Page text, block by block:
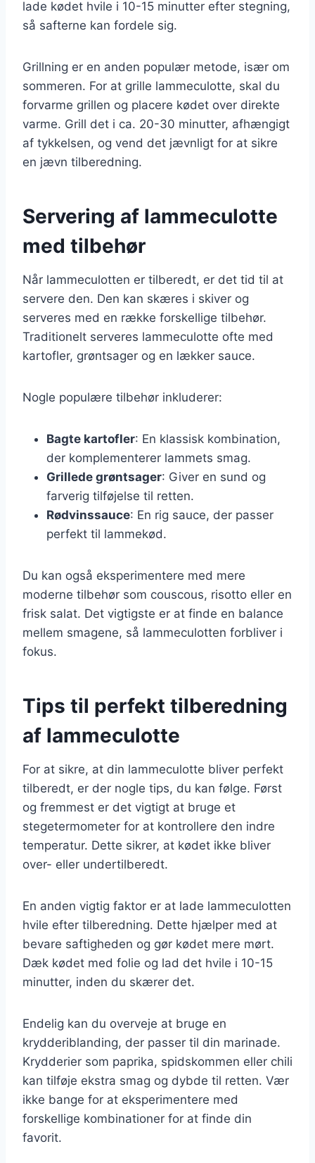
lade kødet hvile i 10-15 minutter efter stegning,
så safterne kan fordele sig.
Grillning er en anden populær metode, især om
sommeren. For at grille lammeculotte, skal du
forvarme grillen og placere kødet over direkte
varme. Grill det i ca. 20-30 minutter, afhængigt
af tykkelsen, og vend det jævnligt for at sikre
en jævn tilberedning.
Servering af lammeculotte
med tilbehør
Når lammeculotten er tilberedt, er det tid til at
servere den. Den kan skæres i skiver og
serveres med en række forskellige tilbehør.
Traditionelt serveres lammeculotte ofte med
kartofler, grøntsager og en lækker sauce.
Nogle populære tilbehør inkluderer:
Bagte kartofler: En klassisk kombination,
der komplementerer lammets smag.
Grillede grøntsager: Giver en sund og
farverig tilføjelse til retten.
Rødvinssauce: En rig sauce, der passer
perfekt til lammekød.
Du kan også eksperimentere med mere
moderne tilbehør som couscous, risotto eller en
frisk salat. Det vigtigste er at finde en balance
mellem smagene, så lammeculotten forbliver i
fokus.
Tips til perfekt tilberedning
af lammeculotte
For at sikre, at din lammeculotte bliver perfekt
tilberedt, er der nogle tips, du kan følge. Først
og fremmest er det vigtigt at bruge et
stegetermometer for at kontrollere den indre
temperatur. Dette sikrer, at kødet ikke bliver
over- eller undertilberedt.
En anden vigtig faktor er at lade lammeculotten
hvile efter tilberedning. Dette hjælper med at
bevare saftigheden og gør kødet mere mørt.
Dæk kødet med folie og lad det hvile i 10-15
minutter, inden du skærer det.
Endelig kan du overveje at bruge en
krydderiblanding, der passer til din marinade.
Krydderier som paprika, spidskommen eller chili
kan tilføje ekstra smag og dybde til retten. Vær
ikke bange for at eksperimentere med
forskellige kombinationer for at finde din
favorit.